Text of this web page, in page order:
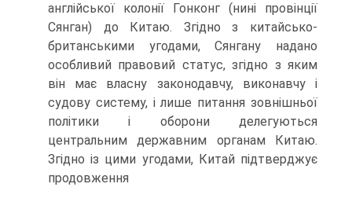
англійської колонії Гонконг (нині провінції
Сянган) до Китаю. Згідно з китайсько-
британськими угодами, Сянгану надано
особливий правовий статус, згідно з яким
він має власну законодавчу, виконавчу і
судову систему, і лише питання зовнішньої
політики і оборони делегуються
центральним державним органам Китаю.
Згідно із цими угодами, Китай підтверджує
продовження